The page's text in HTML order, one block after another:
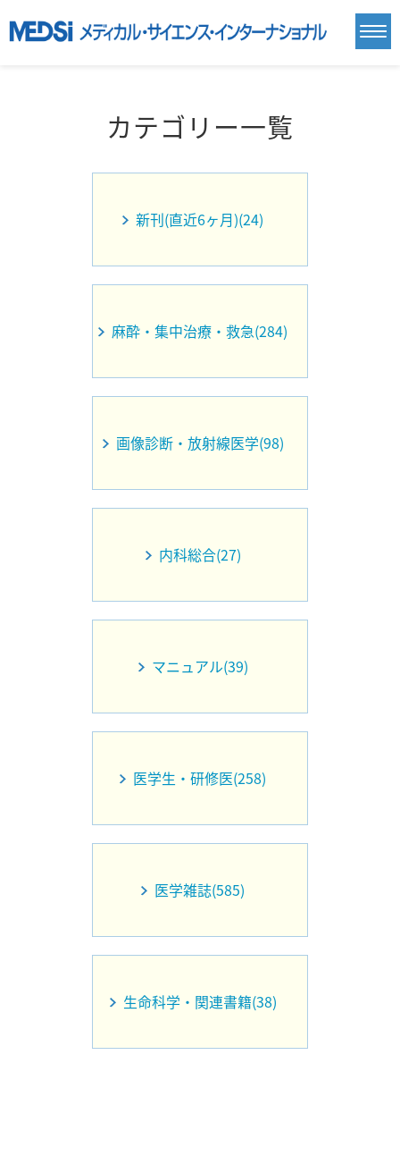
カテゴリー一覧
新刊(直近6ヶ月)(24)
麻酔・集中治療・救急(284)
画像診断・放射線医学(98)
内科総合(27)
マニュアル(39)
医学生・研修医(258)
医学雑誌(585)
生命科学・関連書籍(38)